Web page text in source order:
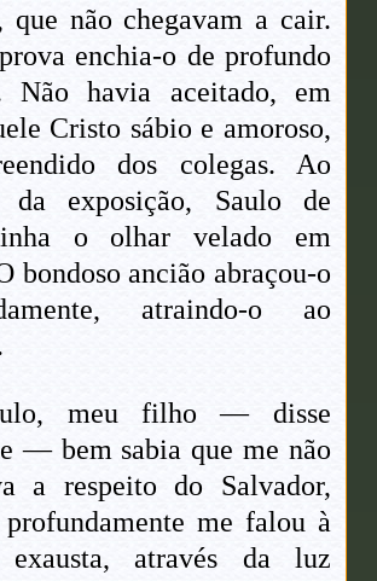
que não chegavam a cair.
enchia-o de profundo
Não havia aceitado, em
Cristo sábio e amoroso,
dos colegas. Ao
da exposição, Saulo de
o olhar velado em
bondoso ancião abraçou-o
atraindo-o ao
meu filho — disse
— bem sabia que me não
a respeito do Salvador,
me falou à
exausta, através da luz